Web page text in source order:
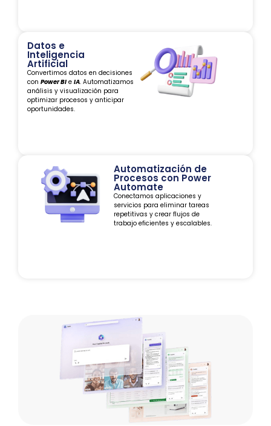
Datos e
Inteligencia
Artificial
Convertimos datos en decisiones
con Power BI e IA. Automatizamos
análisis y visualización para
optimizar procesos y anticipar
oportunidades.
Automatización de
Procesos con Power
Automate
Conectamos aplicaciones y
servicios para eliminar tareas
repetitivas y crear flujos de
trabajo eficientes y escalables.